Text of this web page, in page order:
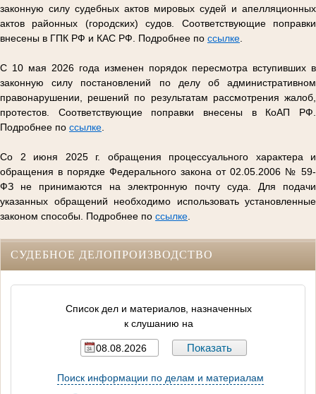
законную силу судебных актов мировых судей и апелляционных
актов районных (городских) судов. Соответствующие поправки
внесены в ГПК РФ и КАС РФ. Подробнее по ссылке
С 10 мая 2026 года изменен порядок пересмотра вступивших в
законную силу постановлений по делу об административном
правонарушении, решений по результатам рассмотрения жалоб,
протестов. Соответствующие поправки внесены в КоАП РФ.
Подробнее по ссылке
Со 2 июня 2025 г. обращения процессуального характера и
обращения в порядке Федерального закона от 02.05.2006 № 59-
ФЗ не принимаются на электронную почту суда. Для подачи
указанных обращений необходимо использовать установленные
законом способы. Подробнее по ссылке
СУДЕБНОЕ ДЕЛОПРОИЗВОДСТВО
Список дел и материалов, назначенных
к слушанию на
Поиск информации по делам и материалам